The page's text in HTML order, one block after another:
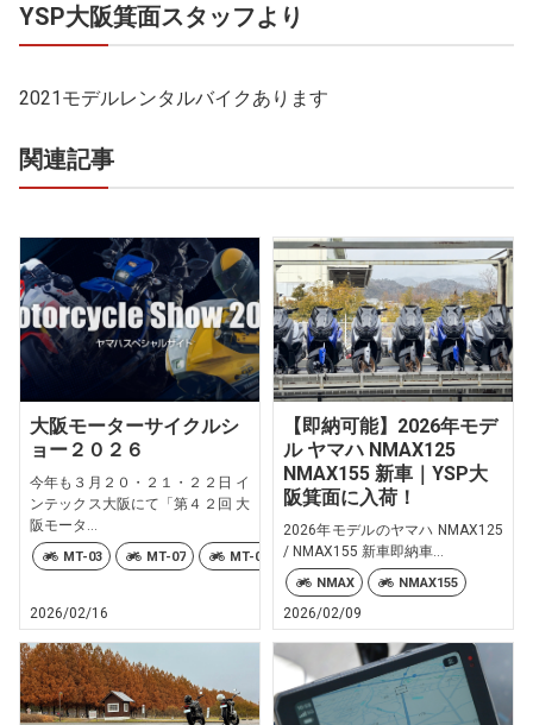
YSP大阪箕面スタッフより
2021モデルレンタルバイクあります
関連記事
大阪モーターサイクルシ
ョー２０２６
今年も３月２０・２１・２２日 イ
ンテックス大阪にて「第４２回 大
阪モータ...
MT-03 MT-07 MT-07 Y-AMT MT-09 MT-09 Y-AMT
2026/02/16
【即納可能】2026年モデ
ル ヤマハ NMAX125
NMAX155 新車｜YSP大
阪箕面に入荷！
2026年モデルのヤマハ NMAX125
/ NMAX155 新車即納車...
NMAX NMAX155
2026/02/09